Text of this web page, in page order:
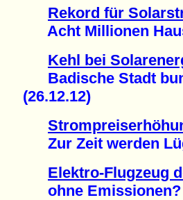
Rekord für
Acht Millionen
Kehl bei
Badische Stadt
(26.12.12)
Zur Zeit werden
Elektro-Flugzeug
ohne Emissionen?